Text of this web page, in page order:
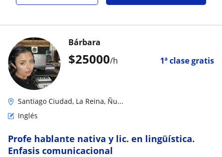
$25000/h 1ª clase gratis
Bárbara
Santiago Ciudad, La Reina, Ñu...
Inglés
Profe hablante nativa y lic. en lingüística.
Enfasis comunicacional